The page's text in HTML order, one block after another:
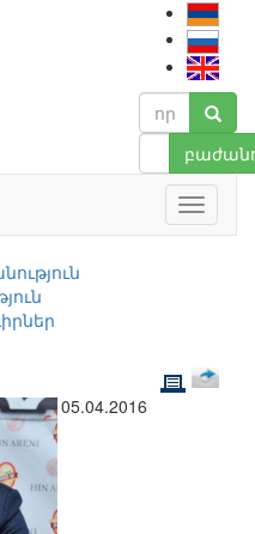
05.04.2016